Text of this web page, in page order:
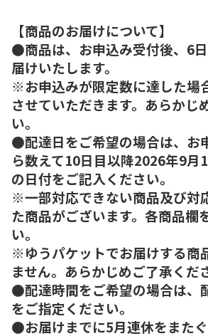
【商品のお届けについて】
●商品は、お申込み受付後、6
届けいたします。
※お申込みが限定数に達した場
させていただきます。あらかじ
い。
●配達日をご希望の場合は、お
ら数えて10日目以降2026年9月
の日付をご記入ください。
※一部対応できない商品及び対
た商品がございます。各商品欄
い。
※ゆうパケットでお届けする商
ません。あらかじめご了承くだ
●配達時間をご希望の場合は、
をご指定ください。
●お届けまでに5月連休をまた